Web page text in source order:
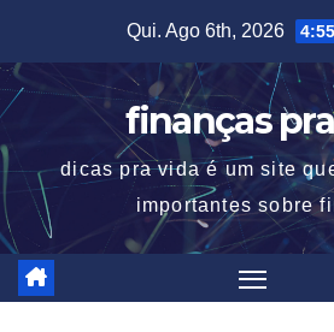
content
Qui. Ago 6th, 2026
finanças
dicas pra vida é um site
importantes sobre